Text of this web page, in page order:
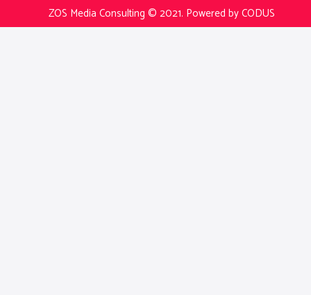
ZOS Media Consulting © 2021. Powered by CODUS